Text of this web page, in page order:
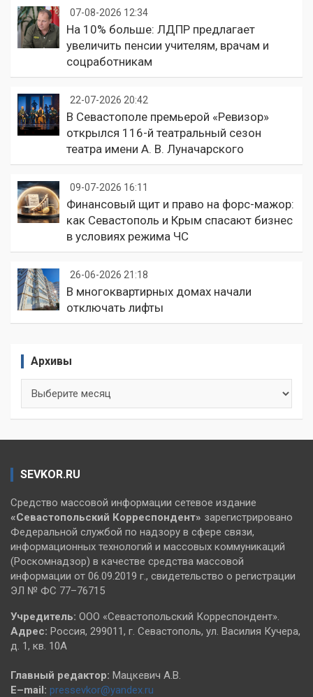
07-08-2026 12:34
На 10% больше: ЛДПР предлагает
увеличить пенсии учителям, врачам и
соцработникам
22-07-2026 20:42
В Севастополе премьерой «Ревизор»
открылся 116-й театральный сезон
театра имени А. В. Луначарского
09-07-2026 16:11
Финансовый щит и право на форс-мажор:
как Севастополь и Крым спасают бизнес
в условиях режима ЧС
26-06-2026 21:18
В многоквартирных домах начали
отключать лифты
Архивы
SEVKOR.RU
Средство массовой информации сетевое издание
«Севастопольский Корреспондент» зарегистрировано
Федеральной службой по надзору в сфере связи,
информационных технологий и массовых коммуникаций
(Роскомнадзор) в качестве средства массовой
информации от 06.09.2019 г., свидетельство о регистрации
ЭЛ № ФС 77–76715
Учредитель: ООО «Севастопольский Корреспондент».
Адрес: Россия, 299011, г. Севастополь, ул. Василия Кучера,
д. 1, кв. 10А
Главный редактор: Мацкевич А.В.
E–mail: pressevkor@yandex.ru